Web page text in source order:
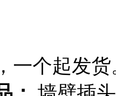
一个起发货